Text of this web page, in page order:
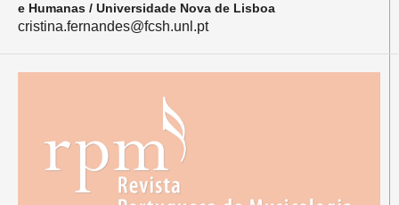
e Humanas / Universidade Nova de Lisboa
cristina.fernandes@fcsh.unl.pt